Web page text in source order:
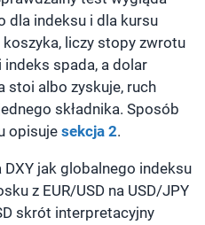
dla indeksu i dla kursu
liczy stopy zwrotu
spada, a dolar
stoi albo zyskuje, ruch
składnika. Sposób
opisujesekcja 2.
jak globalnego indeksu
z EUR/USD na USD/JPY
skrót interpretacyjny